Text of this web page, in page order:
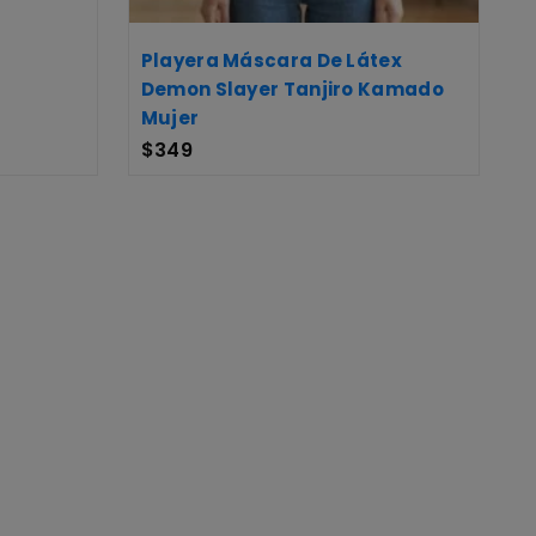
Playera Máscara De Látex
Demon Slayer Tanjiro Kamado
Mujer
$349